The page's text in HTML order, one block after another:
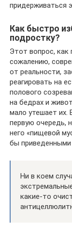
придерживаться
Как быстро
подростку?
Этот вопрос, как
сожалению,
от реальности,
реагировать на
полового
на бедрах и
мало утешает их.
первую очередь,
него «пищевой
бы приведенными
Ни в коем
какие-то